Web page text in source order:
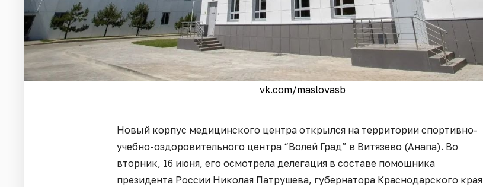
vk.com/maslovasb
Новый корпус медицинского центра открылся на территории спортивно-
учебно-оздоровительного центра “Волей Град” в Витязево (Анапа). Во
вторник, 16 июня, его осмотрела делегация в составе помощника
президента России Николая Патрушева, губернатора Краснодарского края